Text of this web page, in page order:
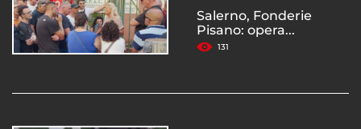
Salerno, Fonderie
Pisano: opera...
131